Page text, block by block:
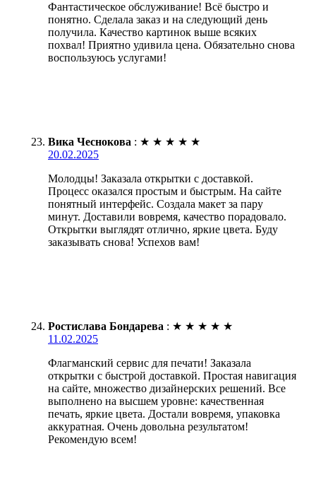
Фантастическое обслуживание! Всё быстро и
понятно. Сделала заказ и на следующий день
получила. Качество картинок выше всяких
похвал! Приятно удивила цена. Обязательно снова
воспользуюсь услугами!
Вика Чеснокова : ★ ★ ★ ★ ★
20.02.2025
Молодцы! Заказала открытки с доставкой.
Процесс оказался простым и быстрым. На сайте
понятный интерфейс. Создала макет за пару
минут. Доставили вовремя, качество порадовало.
Открытки выглядят отлично, яркие цвета. Буду
заказывать снова! Успехов вам!
Ростислава Бондарева : ★ ★ ★ ★ ★
11.02.2025
Флагманский сервис для печати! Заказала
открытки с быстрой доставкой. Простая навигация
на сайте, множество дизайнерских решений. Все
выполнено на высшем уровне: качественная
печать, яркие цвета. Достали вовремя, упаковка
аккуратная. Очень довольна результатом!
Рекомендую всем!